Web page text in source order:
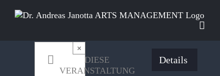
Inhalt
DIESE
VERANSTALTUNG
×
Details